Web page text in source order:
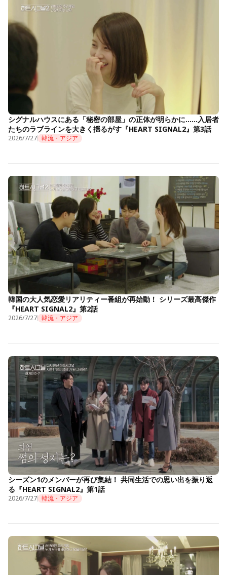
シグナルハウスにある「秘密の部屋」の正体が明らかに……入居者
たちのラブラインを大きく揺るがす『HEART SIGNAL2』第3話
2026/7/27 韓流・アジア
韓国の大人気恋愛リアリティー番組が再始動！ シリーズ最高傑作
『HEART SIGNAL2』第2話
2026/7/27 韓流・アジア
シーズン1のメンバーが再び集結！ 共同生活での思い出を振り返
る『HEART SIGNAL2』第1話
2026/7/27 韓流・アジア